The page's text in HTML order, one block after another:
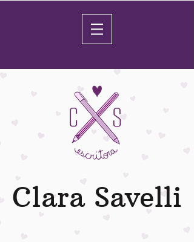
Clara Savelli